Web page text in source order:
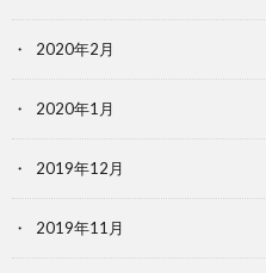
2020年2月
2020年1月
2019年12月
2019年11月